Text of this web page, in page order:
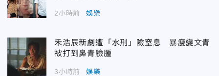
2小時前 娛樂
禾浩辰新劇遭「水刑」險窒息 暴瘦變文青
被打到鼻青臉腫
3小時前 娛樂